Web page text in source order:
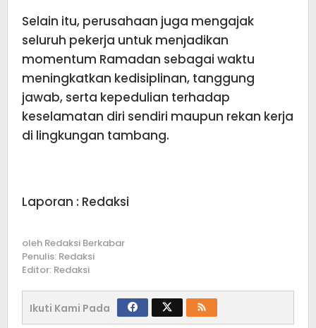
Selain itu, perusahaan juga mengajak
seluruh pekerja untuk menjadikan
momentum Ramadan sebagai waktu
meningkatkan kedisiplinan, tanggung
jawab, serta kepedulian terhadap
keselamatan diri sendiri maupun rekan kerja
di lingkungan tambang.
Laporan : Redaksi
oleh Redaksi Berkabar
Penulis: Redaksi
Editor: Redaksi
Ikuti Kami Pada